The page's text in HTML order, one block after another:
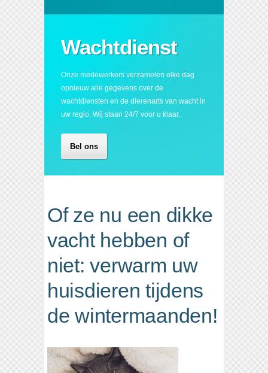
Wachtdienst
Onze medewerkers verzamelen elke dag
opnieuw alle gegevens over de
wachtdiensten en de dierenarts van wacht in
uw regio. Wij staan 24/7 voor u klaar.
Bel ons
Of ze nu een dikke
vacht hebben of
niet: verwarm uw
huisdieren tijdens
de wintermaanden!